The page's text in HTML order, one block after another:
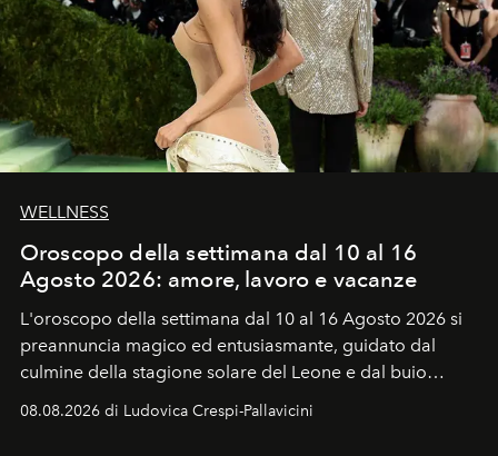
WELLNESS
Oroscopo della settimana dal 10 al 16
Agosto 2026: amore, lavoro e vacanze
L'oroscopo della settimana dal 10 al 16 Agosto 2026 si
preannuncia magico ed entusiasmante, guidato dal
culmine della stagione solare del Leone e dal buio
ideale per la notte delle Perseidi.
08.08.2026 di Ludovica Crespi-Pallavicini